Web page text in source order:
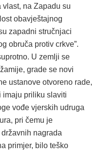
na Zapadu su
obavještajnog
zapadni stručnjaci
obruča protiv crkve”.
U zemlji se
grade se novi
ustanove otvoreno rade,
imaju priliku slaviti
vođe vjerskih udruga
pri čemu je
nagrada
primjer, bilo teško